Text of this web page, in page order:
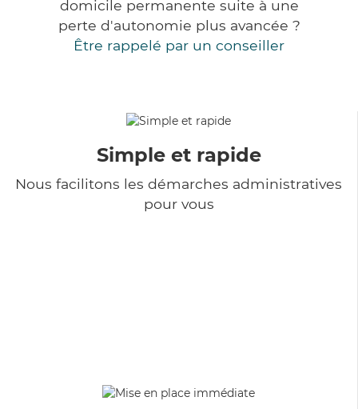
domicile permanente suite à une
perte d'autonomie plus avancée ?
Être rappelé par un conseiller
Simple et rapide
Nous facilitons les démarches administratives
pour vous